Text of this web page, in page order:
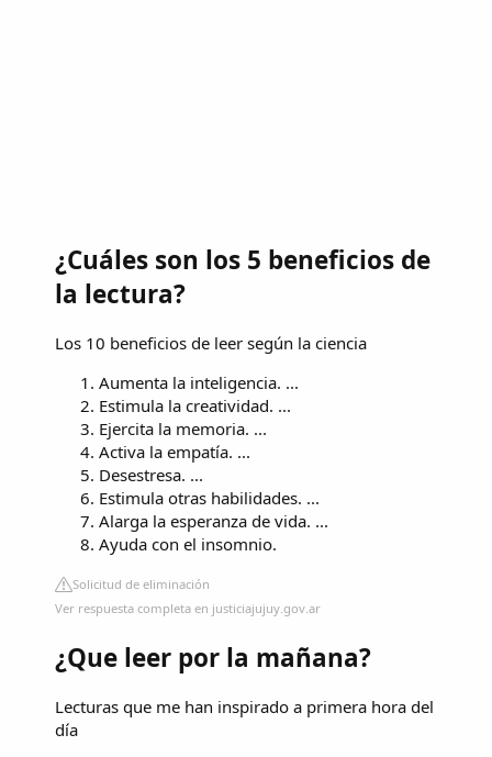
¿Cuáles son los 5 beneficios de
la lectura?
Los 10 beneficios de leer según la ciencia
Aumenta la inteligencia. ...
Estimula la creatividad. ...
Ejercita la memoria. ...
Activa la empatía. ...
Desestresa. ...
Estimula otras habilidades. ...
Alarga la esperanza de vida. ...
Ayuda con el insomnio.
Solicitud de eliminación
Ver respuesta completa en justiciajujuy.gov.ar
¿Que leer por la mañana?
Lecturas que me han inspirado a primera hora del
día